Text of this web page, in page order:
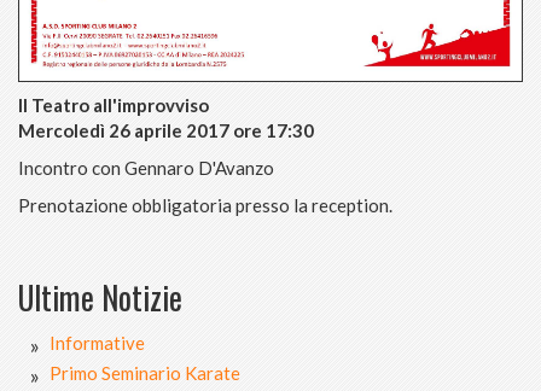
Il Teatro all'improvviso
Mercoledì 26 aprile 2017 ore 17:30
Incontro con Gennaro D'Avanzo
Prenotazione obbligatoria presso la reception.
Ultime Notizie
Informative
Primo Seminario Karate